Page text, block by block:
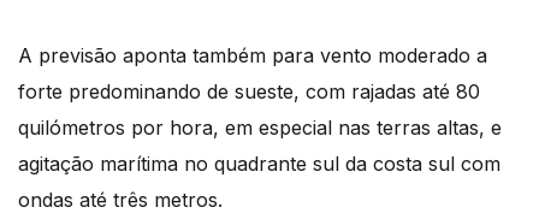
A previsão aponta também para vento moderado a
forte predominando de sueste, com rajadas até 80
quilómetros por hora, em especial nas terras altas, e
agitação marítima no quadrante sul da costa sul com
ondas até três metros.